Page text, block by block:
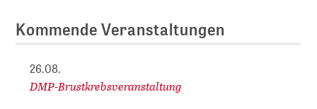
Kommende Veranstaltungen
26.08.
DMP-Brustkrebsveranstaltung